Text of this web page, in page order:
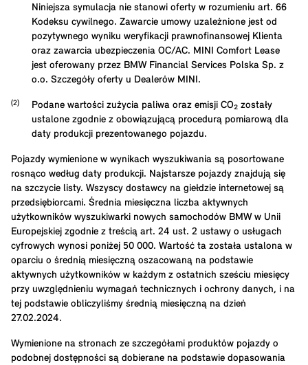
Niniejsza symulacja nie stanowi oferty w rozumieniu art. 66
Kodeksu cywilnego. Zawarcie umowy uzależnione jest od
pozytywnego wyniku weryfikacji prawnofinansowej Klienta
oraz zawarcia ubezpieczenia OC/AC. MINI Comfort Lease
jest oferowany przez BMW Financial Services Polska Sp. z
o.o. Szczegóły oferty u Dealerów MINI.
Podane wartości zużycia paliwa oraz emisji CO₂ zostały
ustalone zgodnie z obowiązującą procedurą pomiarową dla
daty produkcji prezentowanego pojazdu.
Pojazdy wymienione w wynikach wyszukiwania są posortowane
rosnąco według daty produkcji. Najstarsze pojazdy znajdują się
na szczycie listy. Wszyscy dostawcy na giełdzie internetowej są
przedsiębiorcami. Średnia miesięczna liczba aktywnych
użytkowników wyszukiwarki nowych samochodów BMW w Unii
Europejskiej zgodnie z treścią art. 24 ust. 2 ustawy o usługach
cyfrowych wynosi poniżej 50 000. Wartość ta została ustalona w
oparciu o średnią miesięczną oszacowaną na podstawie
aktywnych użytkowników w każdym z ostatnich sześciu miesięcy
przy uwzględnieniu wymagań technicznych i ochrony danych, i na
tej podstawie obliczyliśmy średnią miesięczną na dzień
27.02.2024.
Wymienione na stronach ze szczegółami produktów pojazdy o
podobnej dostępności są dobierane na podstawie dopasowania